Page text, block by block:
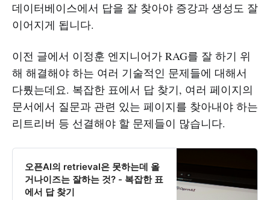
데이터베이스에서 답을 잘 찾아야 증강과 생성도 잘
이어지게 됩니다.
이전 글에서 이정훈 엔지니어가 RAG를 잘 하기 위
해 해결해야 하는 여러 기술적인 문제들에 대해서
다뤘는데요. 복잡한 표에서 답 찾기, 여러 페이지의
문서에서 질문과 관련 있는 페이지를 찾아내야 하는
리트리버 등 선결해야 할 문제들이 많습니다.
오픈AI의 retrieval은 못하는데 올
거나이즈는 잘하는 것? - 복잡한 표
에서 답 찾기